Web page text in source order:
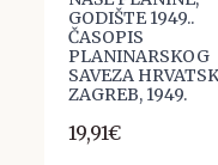
GODIŠTE 1949..
ČASOPIS
PLANINARSKOG
SAVEZA
ZAGREB, 1949.
19,91€